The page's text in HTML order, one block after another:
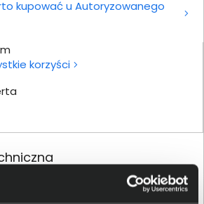
korzyści
kupować u Autoryzowanego